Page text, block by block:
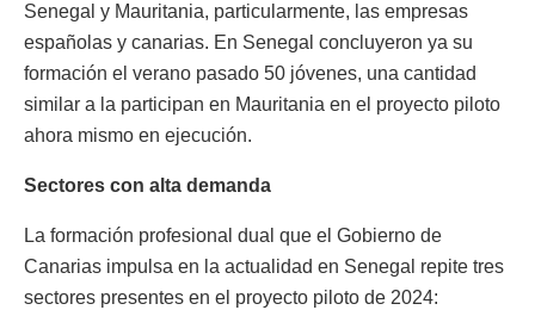
Senegal y Mauritania, particularmente, las empresas
españolas y canarias. En Senegal concluyeron ya su
formación el verano pasado 50 jóvenes, una cantidad
similar a la participan en Mauritania en el proyecto piloto
ahora mismo en ejecución.
Sectores con alta demanda
La formación profesional dual que el Gobierno de
Canarias impulsa en la actualidad en Senegal repite tres
sectores presentes en el proyecto piloto de 2024: